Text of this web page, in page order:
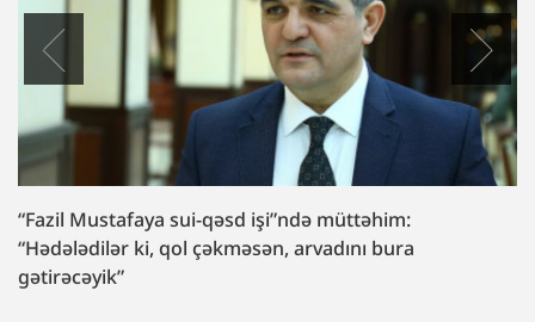
“Fazil Mustafaya sui-qəsd işi”ndə müttəhim:
“Hədələdilər ki, qol çəkməsən, arvadını bura
gətirəcəyik”